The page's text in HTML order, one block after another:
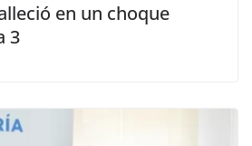
en un choque
3